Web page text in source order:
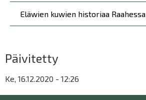
Eläwien kuwien historiaa Raahessa
Päivitetty
Ke, 16.12.2020 - 12:26